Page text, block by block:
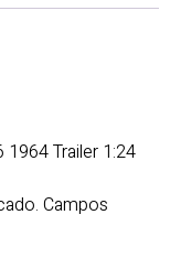
1964 Trailer 1:24
Campos